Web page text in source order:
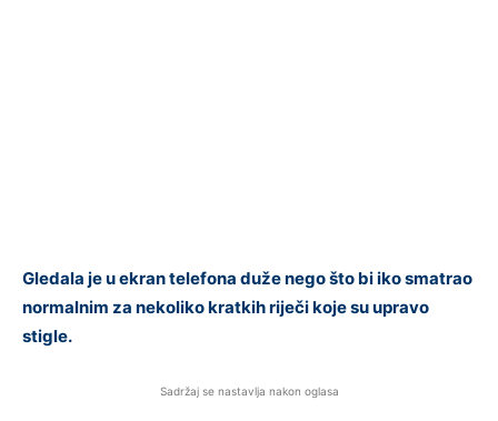
Gledala je u ekran telefona duže nego što bi iko smatrao
normalnim za nekoliko kratkih riječi koje su upravo
stigle.
Sadržaj se nastavlja nakon oglasa